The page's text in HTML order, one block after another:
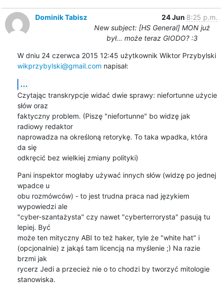
Dominik Tabisz 24 Jun 8:25 p.m.
New subject: [HS General] MON już
był... może teraz GIODO? :3
W dniu 24 czerwca 2015 12:45 użytkownik Wiktor Przybylski
wikprzybylski@gmail.com napisał:
...
Czytając transkrypcje widać dwie sprawy: niefortunne użycie
słów oraz
faktyczny problem. (Piszę "niefortunne" bo widzę jak
radiowy redaktor
naprowadza na określoną retorykę. To taka wpadka, która
da się
odkręcić bez wielkiej zmiany polityki)
Pani inspektor mogłaby używać innych słów (widzę po jednej
wpadce u
obu rozmówców) - to jest trudna praca nad językiem
wypowiedzi ale
"cyber-szantażysta" czy nawet "cyberterrorysta" pasują tu
lepiej. Być
może ten mityczny ABI to też haker, tyle że "white hat" i
(opcjonalnie) z jakąś tam licencją na myślenie ;) Na razie
brzmi jak
rycerz Jedi a przecież nie o to chodzi by tworzyć mitologie
stanowiska.